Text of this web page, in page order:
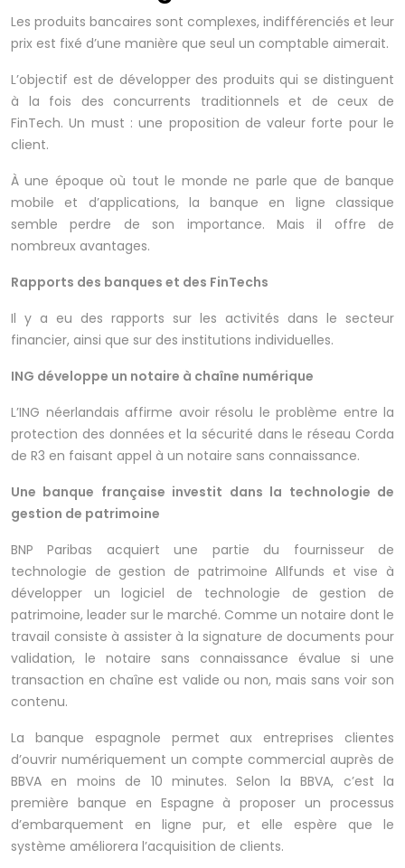
Les produits bancaires sont complexes, indifférenciés et leur
prix est fixé d’une manière que seul un comptable aimerait.
L’objectif est de développer des produits qui se distinguent
à la fois des concurrents traditionnels et de ceux de
FinTech. Un must : une proposition de valeur forte pour le
client.
À une époque où tout le monde ne parle que de banque
mobile et d’applications, la banque en ligne classique
semble perdre de son importance. Mais il offre de
nombreux avantages.
Rapports des banques et des FinTechs
Il y a eu des rapports sur les activités dans le secteur
financier, ainsi que sur des institutions individuelles.
ING développe un notaire à chaîne numérique
L’ING néerlandais affirme avoir résolu le problème entre la
protection des données et la sécurité dans le réseau Corda
de R3 en faisant appel à un notaire sans connaissance.
Une banque française investit dans la technologie de
gestion de patrimoine
BNP Paribas acquiert une partie du fournisseur de
technologie de gestion de patrimoine Allfunds et vise à
développer un logiciel de technologie de gestion de
patrimoine, leader sur le marché. Comme un notaire dont le
travail consiste à assister à la signature de documents pour
validation, le notaire sans connaissance évalue si une
transaction en chaîne est valide ou non, mais sans voir son
contenu.
La banque espagnole permet aux entreprises clientes
d’ouvrir numériquement un compte commercial auprès de
BBVA en moins de 10 minutes. Selon la BBVA, c’est la
première banque en Espagne à proposer un processus
d’embarquement en ligne pur, et elle espère que le
système améliorera l’acquisition de clients.